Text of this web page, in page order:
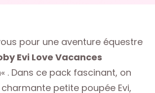
pour une aventure équestre
Evi Love Vacances
« . Dans ce pack fascinant, on
petite poupée Evi,